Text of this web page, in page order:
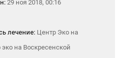
29 ноя 2018, 00:16
лечение: Центр Эко на
эко на Воскресенской